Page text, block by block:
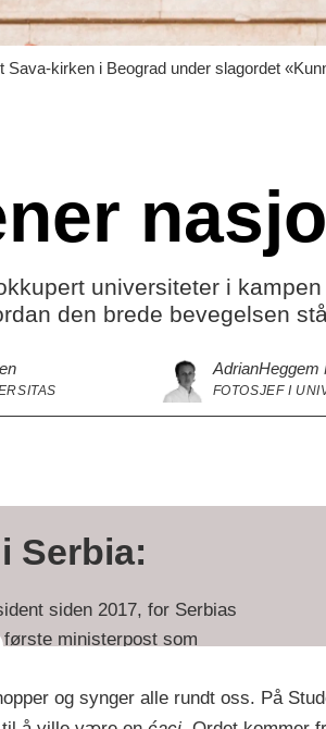
kirken i Beograd under slagordet
universiteter i
den brede bevegelsen
AdrianHeggem
FOTOSJEF I
Serbia:
siden 2017, for Serbias
ministerpost som
flere partier kan stille til valg. Under
og synger alle rundt oss. På